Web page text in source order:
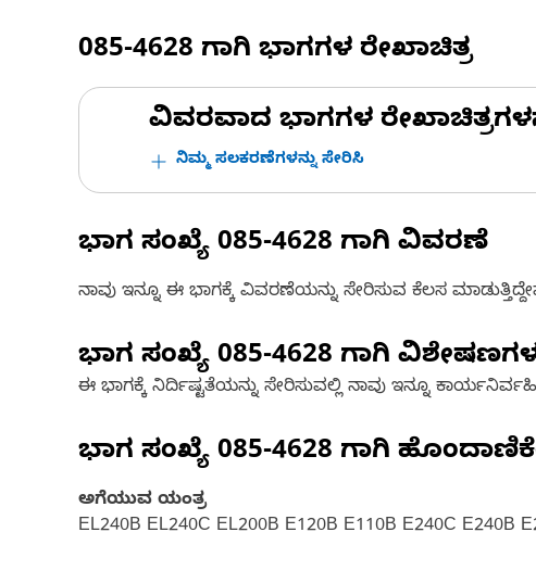
085-4628 ಗಾಗಿ ಭಾಗಗಳ ರೇಖಾಚಿತ್ರ
ವಿವರವಾದ ಭಾಗಗಳ
ನಿಮ್ಮ ಸಲಕರಣೆಗಳನ್ನು ಸೇರಿಸಿ
ಭಾಗ ಸಂಖ್ಯೆ 085-4628 ಗಾಗಿ ವಿವರಣೆ
ನಾವು ಇನ್ನೂ ಈ ಭಾಗಕ್ಕೆ ವಿವರಣೆಯನ್ನು ಸೇರಿಸುವ ಕೆಲಸ
ಭಾಗ ಸಂಖ್ಯೆ 085-4628 ಗಾಗಿ
ಈ ಭಾಗಕ್ಕೆ ನಿರ್ದಿಷ್ಟತೆಯನ್ನು ಸೇರಿಸುವಲ್ಲಿ ನಾವು ಇನ್ನೂ
ಭಾಗ ಸಂಖ್ಯೆ 085-4628 ಗಾಗಿ
ಅಗೆಯುವ ಯಂತ್ರ
EL240B EL240C EL200B E120B E110B E240C E240B